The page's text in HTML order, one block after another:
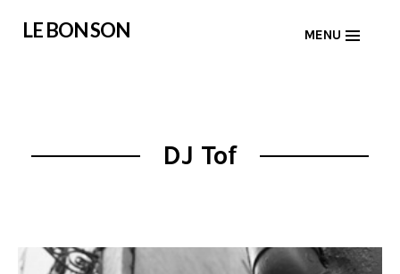
LE BON SON MENU
DJ Tof